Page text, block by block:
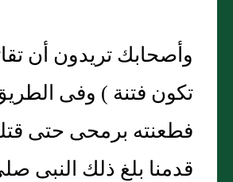
وأصحابك تريدون أن
تكون فتنة ) وفى
فطعنته برمحى حتى
قدمنا بلغ ذلك النبى